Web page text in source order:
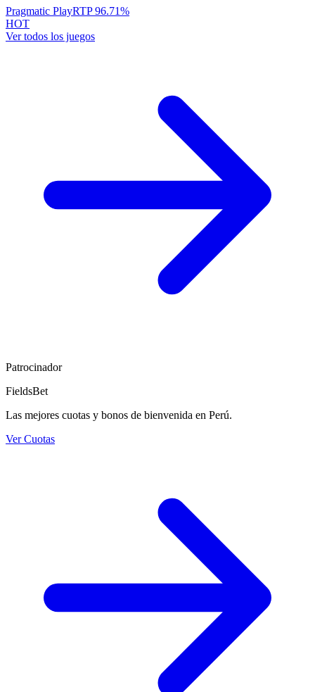
Pragmatic PlayRTP96.71%
HOT
Ver todos los juegos
Patrocinador
FieldsBet
Las mejores cuotas y bonos de bienvenida en Perú.
Ver Cuotas